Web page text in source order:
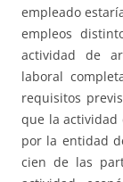
empleado
empleos
actividad de
laboral
requisitos
que la actividad
por la entidad
cien de las